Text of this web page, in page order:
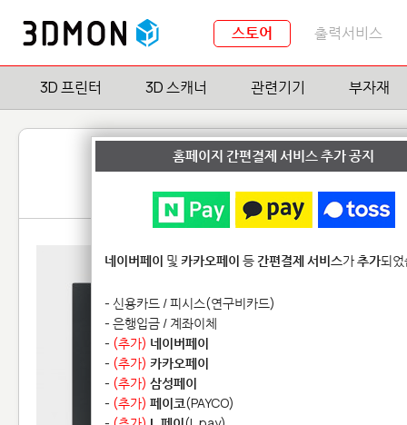
스토어 출력서비스
3D 프린터 3D 스캐너 관련기기 부자재
홈페이지 간편결제 서비스 추가 공지
네이버페이 및 카카오페이 등간편결제 서비스가추가되
- 신용카드 / 피시스(연구비카드)
- 은행입금 / 계좌이체
- (추가) 네이버페이
- (추가) 카카오페이
- (추가) 삼성페이
- (추가) 페이코(PAYCO)